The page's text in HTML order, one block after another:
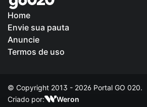
Home
Envie sua pauta
Anuncie
Termos de uso
© Copyright 2013 - 2026 Portal GO 020.
Criado por:
Weron